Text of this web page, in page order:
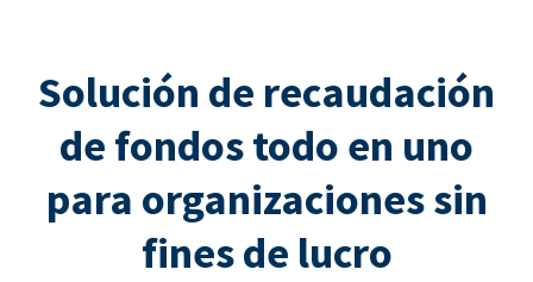
Solución de recaudación
de fondos todo en uno
para organizaciones sin
fines de lucro